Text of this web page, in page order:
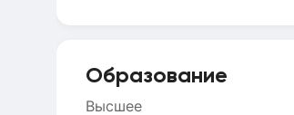
Образование
Высшее